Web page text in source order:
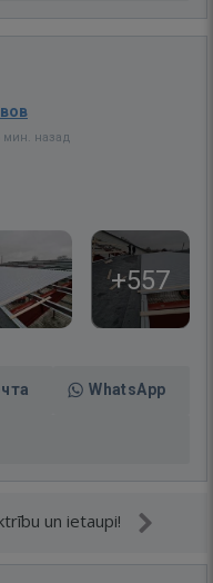
мин. назад
+557
WhatsApp
un ietaupi!